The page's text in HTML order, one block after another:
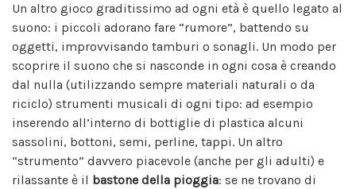
Un altro gioco graditissimo ad ogni età è quello legato al
suono: i piccoli adorano fare “rumore”, battendo su
oggetti, improvvisando tamburi o sonagli. Un modo per
scoprire il suono che si nasconde in ogni cosa è creando
dal nulla (utilizzando sempre materiali naturali o da
riciclo) strumenti musicali di ogni tipo: ad esempio
inserendo all’interno di bottiglie di plastica alcuni
sassolini, bottoni, semi, perline, tappi. Un altro
“strumento” davvero piacevole (anche per gli adulti) e
rilassante è il bastone della pioggia: se ne trovano di